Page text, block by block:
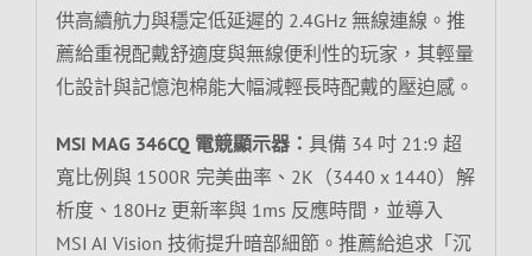
供高續航力與穩定低延遲的 2.4GHz 無線連線。推
薦給重視配戴舒適度與無線便利性的玩家，其輕量
化設計與記憶泡棉能大幅減輕長時配戴的壓迫感。
MSI MAG 346CQ 電競顯示器： 具備 34 吋 21:9 超
寬比例與 1500R 完美曲率、2K（3440 x 1440）解
析度、180Hz 更新率與 1ms 反應時間，並導入
MSI AI Vision 技術提升暗部細節。推薦給追求「沉